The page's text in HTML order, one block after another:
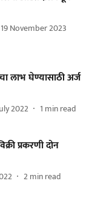
19 November 2023
लाभ घेण्यासाठी अर्ज
2022 1 min read
प्रकरणी दोन
2min read